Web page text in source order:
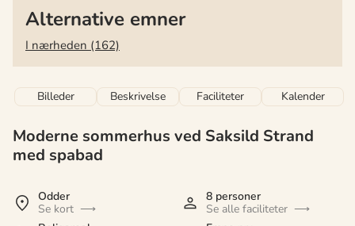
Alternative emner
I nærheden (162)
Billeder Beskrivelse Faciliteter Kalender
Moderne sommerhus ved Saksild Strand
med spabad
Odder
Se kort
8 personer
Se alle faciliteter